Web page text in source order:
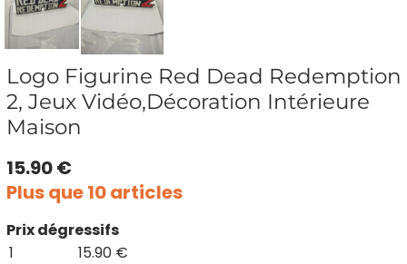
Logo Figurine Red Dead Redemption
2, Jeux Vidéo,Décoration Intérieure
Maison
15.90 €
Plus que 10 articles
Prix dégressifs
1
15.90 €